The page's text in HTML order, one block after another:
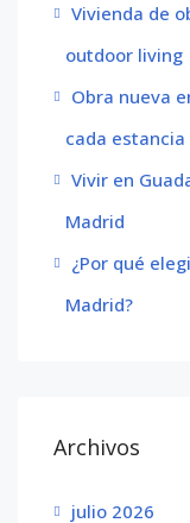
Vivienda de
outdoor living
Obra nueva
cada
Vivir en
Madrid
¿Por qué
Madrid?
Archivos
julio 2026